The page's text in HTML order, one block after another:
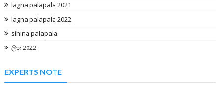
lagna palapala 2021
lagna palapala 2022
sihina palapala
ලිත 2022
EXPERTS NOTE